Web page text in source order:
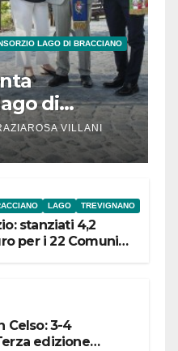
LAGO DI BRACCIANO
di
VILLANI
LAGO TREVIGNANO
stanziati 4,2
per i 22 Comuni
Celso: 3-4
edizione